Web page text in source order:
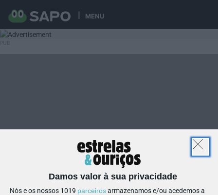
MENU
Damos valor à sua privacidade
Nós e os nossos 1019 parceirosarmazenamos e/ou acedemos a